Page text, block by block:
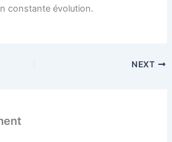
constante évolution.
NEXT